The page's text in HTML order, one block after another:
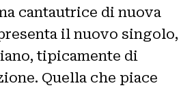
cantautrice di nuova
il nuovo singolo,
tipicamente di
Quella che piace